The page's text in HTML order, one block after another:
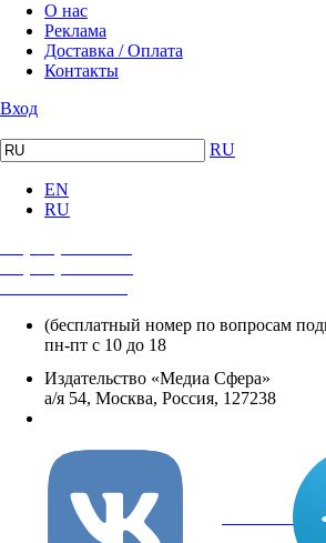
О нас
Реклама
Доставка / Оплата
Контакты
Вход
RU
EN
RU
(бесплатный номер по вопросам
пн-пт с 10 до 18
Издательство «Медиа Сфера»
а/я 54, Москва, Россия, 127238
вКонтакте